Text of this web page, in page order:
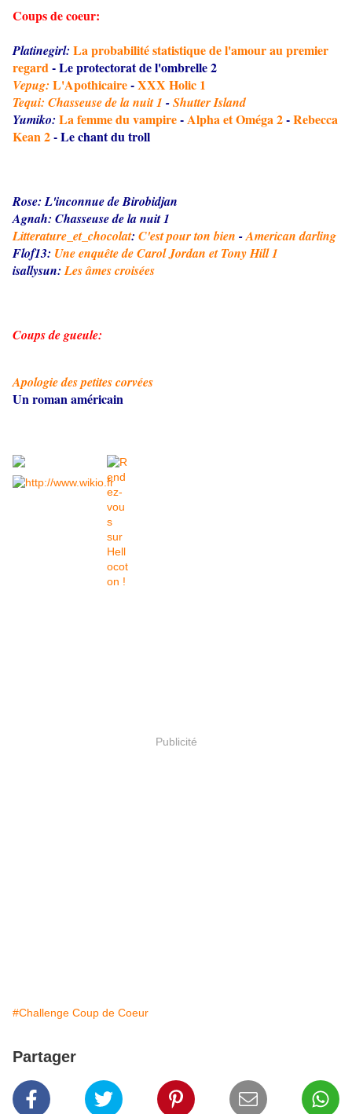
Coups de coeur:
Platinegirl: La probabilité statistique de l'amour au premier
regard-Le protectorat de l'ombrelle 2
Vepug: L'Apothicaire-XXX Holic 1
Tequi: Chasseuse de la nuit 1 -Shutter Island
Yumiko: La femme du vampire-Alpha et Oméga 2-Rebecca
Kean 2-Le chant du troll
Rose: L'inconnue de Birobidjan
Agnah: Chasseuse de la nuit 1
Litterature_et_chocolat: C'est pour ton bien -American darling
Flof13: Une enquête de Carol Jordan et Tony Hill 1
isallysun:Les âmes croisées
Coups de gueule:
Apologie des petites corvées
Un roman américain
Publicité
#Challenge Coup de Coeur
Partager